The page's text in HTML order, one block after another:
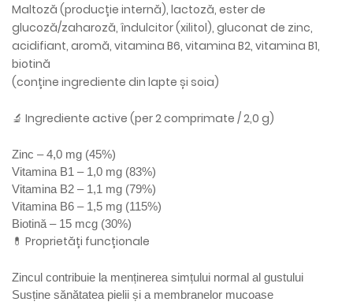
Maltoză (producție internă), lactoză, ester de
glucoză/zaharoză, îndulcitor (xilitol), gluconat de zinc,
acidifiant, aromă, vitamina B6, vitamina B2, vitamina B1,
biotină
(conține ingrediente din lapte și soia)
🔬 Ingrediente active (per 2 comprimate / 2,0 g)
Zinc – 4,0 mg (45%)
Vitamina B1 – 1,0 mg (83%)
Vitamina B2 – 1,1 mg (79%)
Vitamina B6 – 1,5 mg (115%)
Biotină – 15 mcg (30%)
💊 Proprietăți funcționale
Zincul contribuie la menținerea simțului normal al gustului
Susține sănătatea pielii și a membranelor mucoase